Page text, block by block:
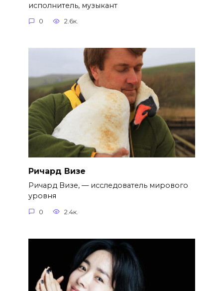
исполнитель, музыкант
0 2.6к.
Ричард Визе
Ричард Визе, — исследователь мирового
уровня
0 2.4к.